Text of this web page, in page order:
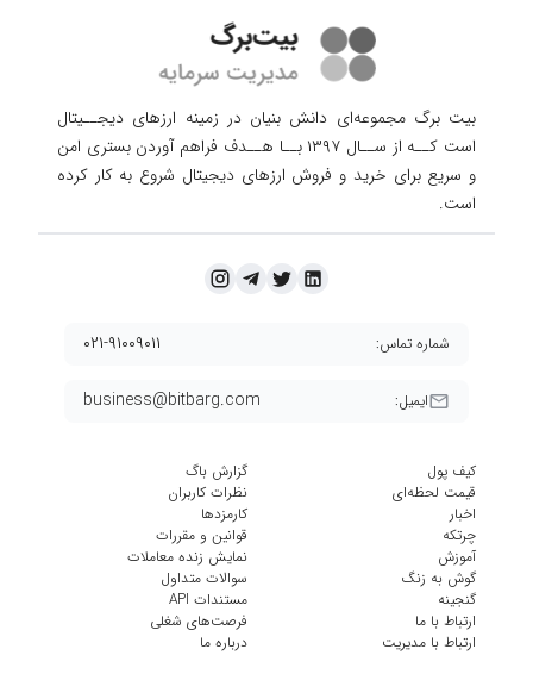
بیت برگ مجموعه‌ای دانش بنیان در زمینه ارزهای دیجــیتال
است کــه از ســال ۱۳۹۷ بــا هــدف فراهم آوردن
بستری امن
و سریع برای خرید و فروش ارزهای دیجیتال شروع به کار کرده
است.
ایمیل: business@bitbarg.com
شماره تماس: ۰۲۱-۹۱۰۰۹۰۱۱
کیف پول
قیمت لحظه‌ای
اخبار
چرتکه
آموزش
گوش به زنگ
گنجینه
ارتباط با ما
ارتباط با مدیریت
گزارش باگ
نظرات کاربران
کارمزد‌ها
قوانین و مقررات
نمایش زنده معاملات
سوالات متداول
مستندات API
فرصت‌های شغلی
درباره ما